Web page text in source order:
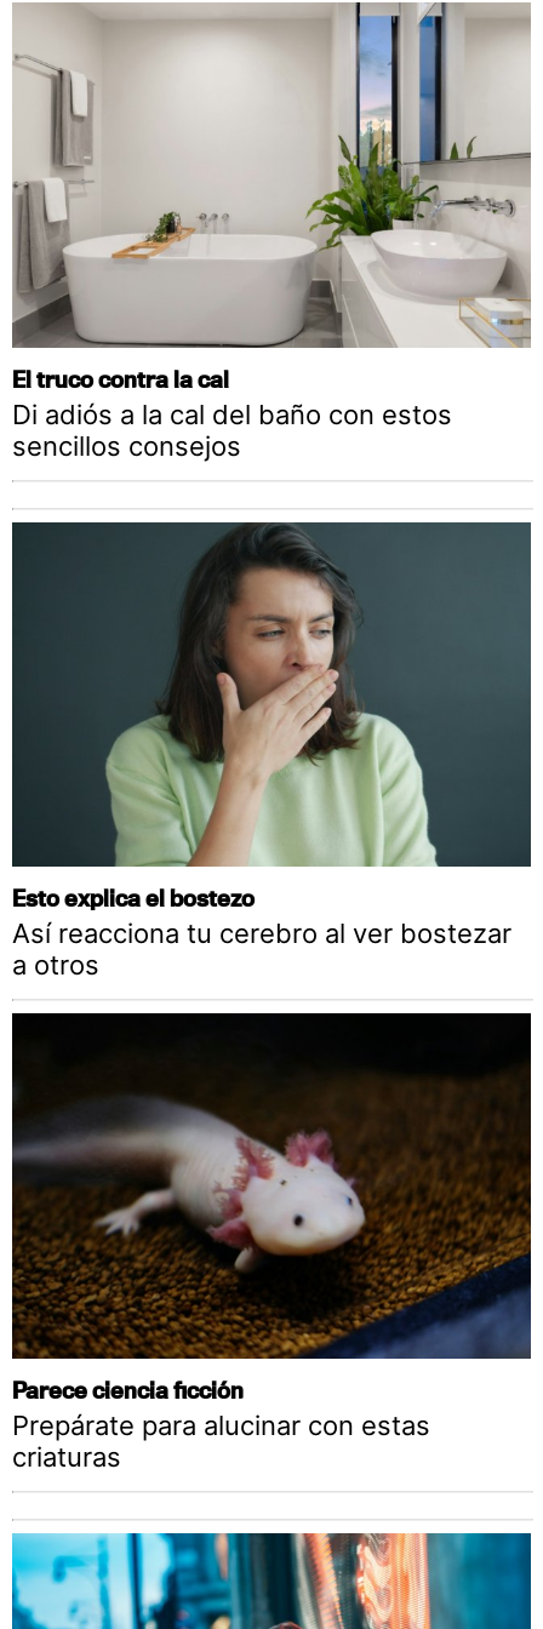
El truco contra la cal
Di adiós a la cal del baño con estos
sencillos consejos
Esto explica el bostezo
Así reacciona tu cerebro al ver bostezar
a otros
Parece ciencia ficción
Prepárate para alucinar con estas
criaturas